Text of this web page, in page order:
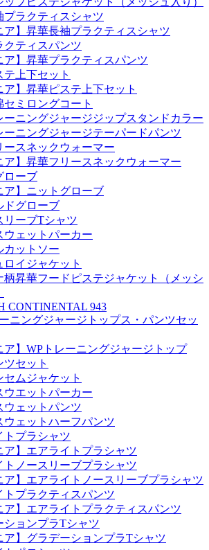
プラクティスシャツ
ア】昇華長袖プラクティスシャツ
クティスパンツ
ア】昇華プラクティスパンツ
テ上下セット
ア】昇華ピステ上下セット
セミロングコート
ーニングジャージジップスタンドカラー
ーニングジャージテーパードパンツ
ースネックウォーマー
ア】昇華フリースネックウォーマー
ローブ
ア】ニットグローブ
ドグローブ
リーブTシャツ
ウェットパーカー
カットソー
ロイジャケット
柄昇華フードピステジャケット（メッシ
CONTINENTAL 943
ニングジャージトップス・パンツセッ
ア】WPトレーニングジャージトップ
ツセット
セムジャケット
ウエットパーカー
ウェットパンツ
ウェットハーフパンツ
トプラシャツ
ア】エアライトプラシャツ
トノースリーブプラシャツ
ア】エアライトノースリーブプラシャツ
トプラクティスパンツ
ア】エアライトプラクティスパンツ
ションプラTシャツ
ア】グラデーションプラTシャツ